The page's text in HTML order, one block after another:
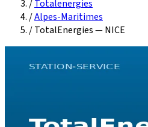
/Totalenergies
/Alpes-Maritimes
/TotalEnergies — NICE